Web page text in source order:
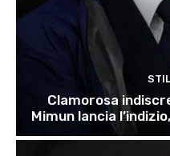
Clamorosa
Mimun lancia